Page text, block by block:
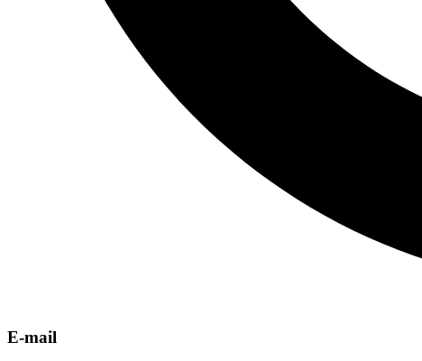
E-mail